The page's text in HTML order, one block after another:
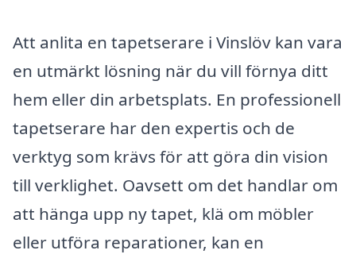
Att anlita en tapetserare i Vinslöv kan vara
en utmärkt lösning när du vill förnya ditt
hem eller din arbetsplats. En professionell
tapetserare har den expertis och de
verktyg som krävs för att göra din vision
till verklighet. Oavsett om det handlar om
att hänga upp ny tapet, klä om möbler
eller utföra reparationer, kan en